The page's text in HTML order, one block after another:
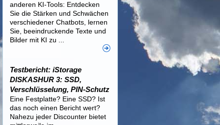
anderen KI-Tools: Entdecken
Sie die Stärken und Schwächen
verschiedener Chatbots, lernen
Sie, beeindruckende Texte und
Bilder mit KI zu ...
Testbericht: iStorage
DISKASHUR 3: SSD,
Verschlüsselung, PIN-Schutz
Eine Festplatte? Eine SSD? Ist
das noch einen Bericht wert?
Nahezu jeder Discounter bietet